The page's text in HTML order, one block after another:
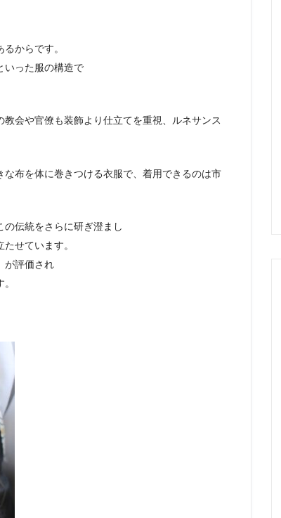
からです。
いった服の構造で
会や官僚も装飾より仕立てを重視、ルネサンス
布を体に巻きつける衣服で、着用できるのは市
伝統をさらに研ぎ澄まし
せています。
が評価され